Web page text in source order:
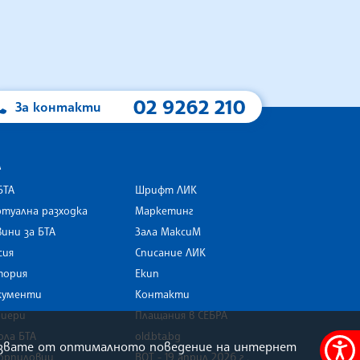
За контакти 02 9262 210
разходка
за БТА
БТА
Шрифт ЛИК
Маркетинг
Зала МаксиМ
Списание ЛИК
Екип
Контакти
Плащания в СЕБРА
old.bta.bg
ВОТ - 19 април 2026 г .
от оптималното поведение на интернет